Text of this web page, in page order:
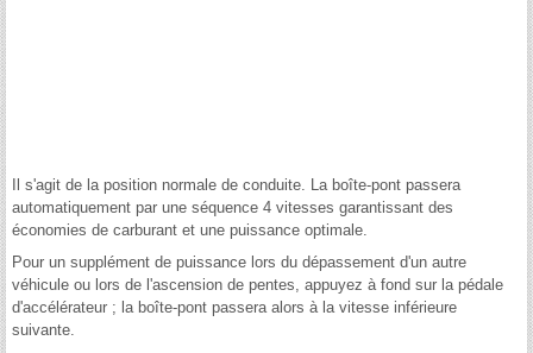
Il s'agit de la position normale de conduite. La boîte-pont passera
automatiquement par une séquence 4 vitesses garantissant des
économies de carburant et une puissance optimale.
Pour un supplément de puissance lors du dépassement d'un autre
véhicule ou lors de l'ascension de pentes, appuyez à fond sur la pédale
d'accélérateur ; la boîte-pont passera alors à la vitesse inférieure
suivante.